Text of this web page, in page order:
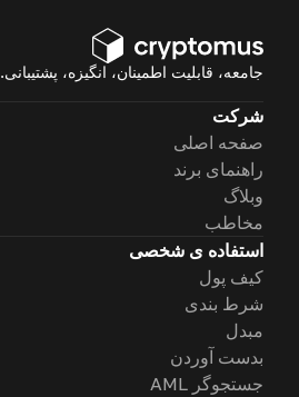
جامعه، قابلیت اطمینان، انگیزه، پشتیبانی.
شرکت
صفحه اصلی
راهنمای برند
وبلاگ
مخاطب
استفاده ی شخصی
کیف پول
شرط بندی
مبدل
بدست آوردن
جستجوگر AML